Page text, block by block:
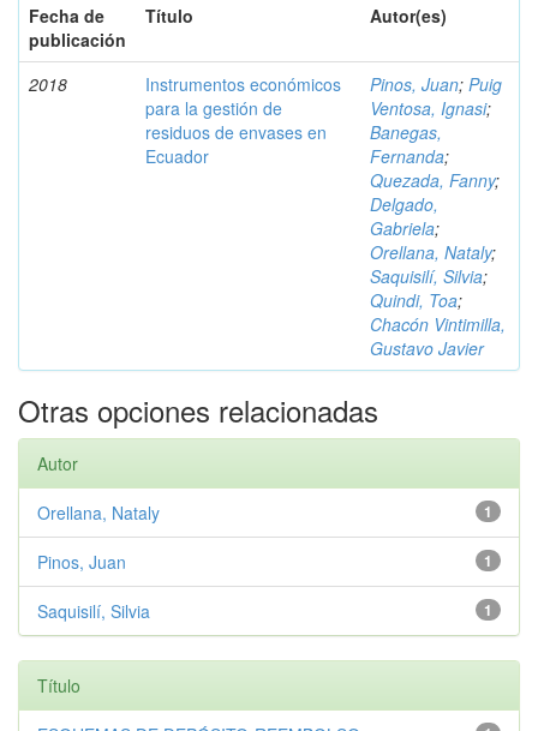
Fecha de
publicación
Título Autor(es)
2018
Instrumentos económicos
para la gestión de
residuos de envases en
Ecuador
Pinos, Juan; Puig
Ventosa, Ignasi;
Banegas,
Fernanda;
Quezada, Fanny;
Delgado,
Gabriela;
Orellana, Nataly;
Saquisilí, Silvia;
Quindi, Toa;
Chacón Vintimilla,
Gustavo Javier
Otras opciones relacionadas
Autor
1
Orellana, Nataly
1
Pinos, Juan
1
Saquisilí, Silvia
Título